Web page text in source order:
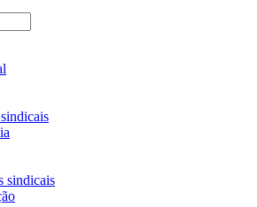
sindicais